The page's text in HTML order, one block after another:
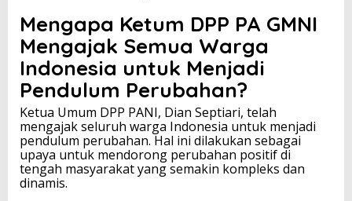
n
u
l
m
P
e
r
u
Mengapa Ketum DPP PA GMNI
Mengajak Semua Warga
Indonesia untuk Menjadi
Pendulum Perubahan?
Ketua Umum DPP PANI, Dian Septiari, telah
mengajak seluruh warga Indonesia untuk menjadi
pendulum perubahan. Hal ini dilakukan sebagai
upaya untuk mendorong perubahan positif di
tengah masyarakat yang semakin kompleks dan
dinamis.